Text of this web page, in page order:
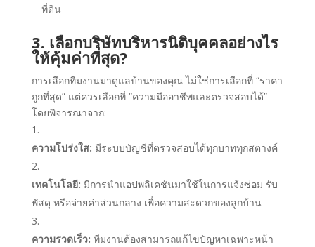
ที่ดิน
3. เลือกบริษัทบริหารนิติบุคคลอย่างไร
ให้คุ้มค่าที่สุด?
การเลือกทีมงานมาดูแลบ้านของคุณ ไม่ใช่การเลือกที่ “ราคา
ถูกที่สุด” แต่ควรเลือกที่ “ความมืออาชีพและตรวจสอบได้”
โดยพิจารณาจาก:
ความโปร่งใส: มีระบบบัญชีที่ตรวจสอบได้ทุกบาททุกสตางค์
เทคโนโลยี: มีการนำแอปพลิเคชันมาใช้ในการแจ้งซ่อม รับ
พัสดุ หรือจ่ายค่าส่วนกลาง เพื่อความสะดวกของลูกบ้าน
ความรวดเร็ว: ทีมงานต้องสามารถแก้ไขปัญหาเฉพาะหน้า